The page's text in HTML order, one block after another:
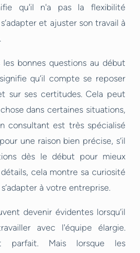
qu'il n'a pas la flexibilité
et ajuster son travail à
les bonnes questions au début
qu’il compte se reposer
sur ses certitudes. Cela peut
dans certaines situations,
consultant est très spécialisé
une raison bien précise, s’il
dès le début pour mieux
cela montre sa curiosité
à votre entreprise.
devenir évidentes lorsqu’il
avec l'équipe élargie.
parfait. Mais lorsque les